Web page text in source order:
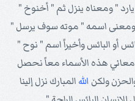
يارد " ومعناه ينزل ثم " أخنوخ "
ومعنى اسمه " موته سوف يرسل "
أو البائس وأخيراً اسم " نوح "
هذه الأسماء معاً نحصل
ولكن الله المبارك نزل إلينا